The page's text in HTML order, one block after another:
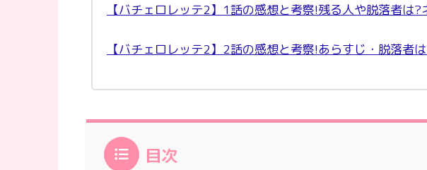
【バチェロレッテ2】1話の感想と考察!残る人や脱落者は?
【バチェロレッテ2】2話の感想と考察!あらすじ・脱落者
目次